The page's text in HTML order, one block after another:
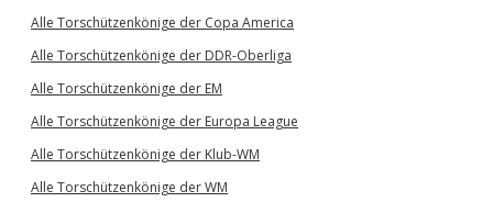
Alle Torschützenkönige der Copa America
Alle Torschützenkönige der DDR-Oberliga
Alle Torschützenkönige der EM
Alle Torschützenkönige der Europa League
Alle Torschützenkönige der Klub-WM
Alle Torschützenkönige der WM